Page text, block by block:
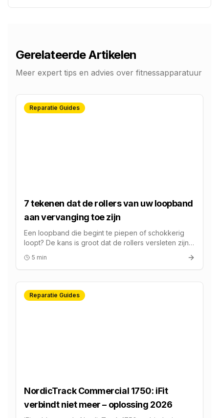
Gerelateerde Artikelen
Meer expert tips en advies over fitnessapparatuur
Reparatie Guides
7 tekenen dat de rollers van uw loopband
aan vervanging toe zijn
Een loopband die begint te piepen of schokkerig
loopt? De kans is groot dat de rollers versleten zijn.
zeker als u midden in uw trainingsschema zit.
5 min
Reparatie Guides
NordicTrack Commercial 1750: iFit
verbindt niet meer – oplossing 2026